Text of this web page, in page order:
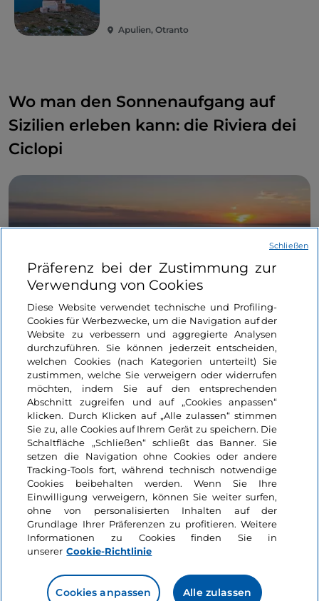
Apulien, Otranto
Wo man den Sonnenaufgang auf
Sizilien erleben kann: die Riviera dei
Ciclopi
Ganz unten auf Sizilien ist dieRiviera dei Ciclopi bei
Aci Trezzaeiner der schönsten Orte, um den
Sonnenaufgang zu erleben. Hier, in der Welt von
Odysseus und Polyphem, beleuchtet die Sonne die
schwarzen Klippen, aus denen sich die Schären
erheben.
Natur
Riviera dei Ciclopi
Präferenz bei der Zustimmung zur
Verwendung von Cookies
Diese Website verwendet technische und Profiling-
Cookies für Werbezwecke, um die Navigation auf der
Website zu verbessern und aggregierte Analysen
durchzuführen. Sie können jederzeit entscheiden,
welchen Cookies (nach Kategorien unterteilt) Sie
zustimmen, welche Sie verweigern oder widerrufen
möchten, indem Sie auf den entsprechenden
Abschnitt zugreifen und auf „Cookies anpassen“
klicken. Durch Klicken auf „Alle zulassen“ stimmen
Sie zu, alle Cookies auf Ihrem Gerät zu speichern. Die
Schaltfläche „Schließen“ schließt das Banner. Sie
setzen die Navigation ohne Cookies oder andere
Tracking-Tools fort, während technisch notwendige
Cookies beibehalten werden. Wenn Sie Ihre
Einwilligung verweigern, können Sie weiter surfen,
ohne von personalisierten Inhalten auf der
Grundlage Ihrer Präferenzen zu profitieren. Weitere
Informationen zu Cookies finden Sie in
unserer Cookie-Richtlinie
Cookies anpassen Alle zulassen
Schließen